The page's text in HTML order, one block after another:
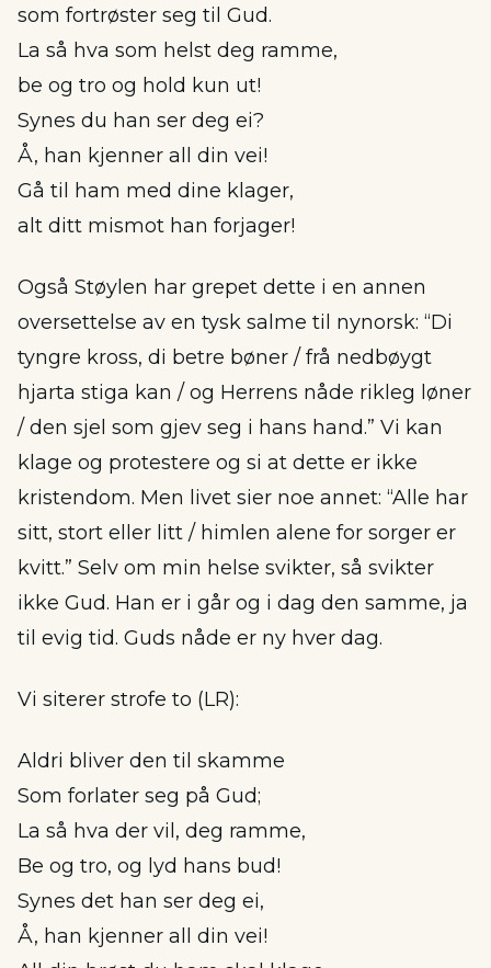
som fortrøster seg til Gud.
La så hva som helst deg ramme,
be og tro og hold kun ut!
Synes du han ser deg ei?
Å, han kjenner all din vei!
Gå til ham med dine klager,
alt ditt mismot han forjager!
Også Støylen har grepet dette i en annen
oversettelse av en tysk salme til nynorsk: “Di
tyngre kross, di betre bøner / frå nedbøygt
hjarta stiga kan / og Herrens nåde rikleg løner
/ den sjel som gjev seg i hans hand.” Vi kan
klage og protestere og si at dette er ikke
kristendom. Men livet sier noe annet: “Alle har
sitt, stort eller litt / himlen alene for sorger er
kvitt.” Selv om min helse svikter, så svikter
ikke Gud. Han er i går og i dag den samme, ja
til evig tid. Guds nåde er ny hver dag.
Vi siterer strofe to (LR):
Aldri bliver den til skamme
Som forlater seg på Gud;
La så hva der vil, deg ramme,
Be og tro, og lyd hans bud!
Synes det han ser deg ei,
Å, han kjenner all din vei!